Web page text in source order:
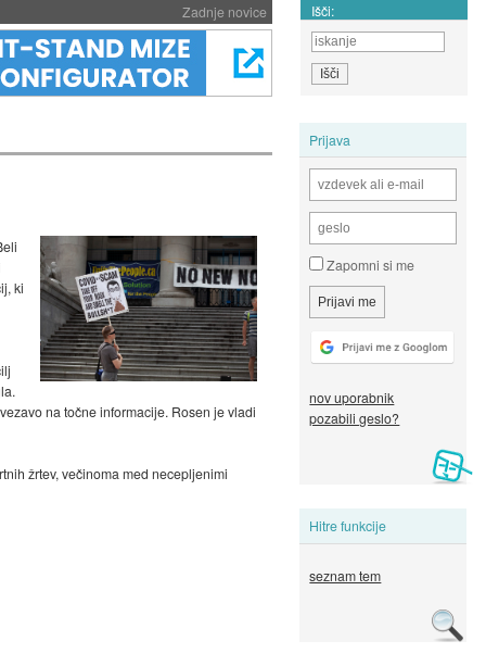
Zadnje novice Išči:
Prijava
Zapomni si me
nov uporabnik
pozabili geslo?
Hitre funkcije
seznam tem
ki
na točne informacije. Rosen je vladi
žrtev, večinoma med necepljenimi